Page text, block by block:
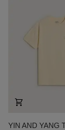
YIN AND YANG